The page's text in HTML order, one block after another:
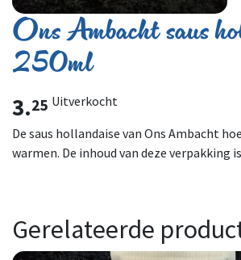
Ons Ambacht saus
250ml
3.25 Uitverkocht
De saus hollandaise van Ons Ambacht
warmen. De inhoud van deze verpakking
Gerelateerde